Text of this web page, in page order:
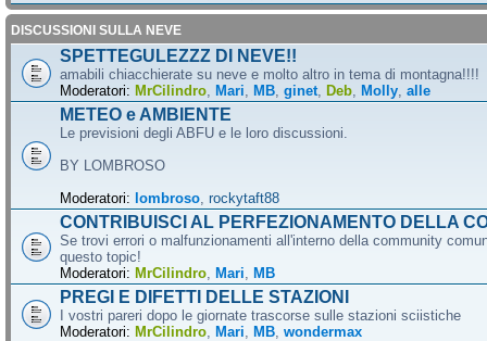
DISCUSSIONI SULLA NEVE
SPETTEGULEZZZ DI NEVE!!
amabili chiacchierate su neve e molto altro in tema di montagna!!!!
Moderatori: MrCilindro Mari MB ginet Deb Molly alle
METEO e AMBIENTE
Le previsioni degli ABFU e le loro discussioni.
BY LOMBROSO
Moderatori: lombroso rockytaft88
CONTRIBUISCI AL PERFEZIONAMENTO DELLA
Se trovi errori o malfunzionamenti all'interno della community
questo topic!
Moderatori: MrCilindro Mari MB
PREGI E DIFETTI DELLE STAZIONI
I vostri pareri dopo le giornate trascorse sulle stazioni sciistiche
Moderatori: MrCilindro Mari MB wondermax